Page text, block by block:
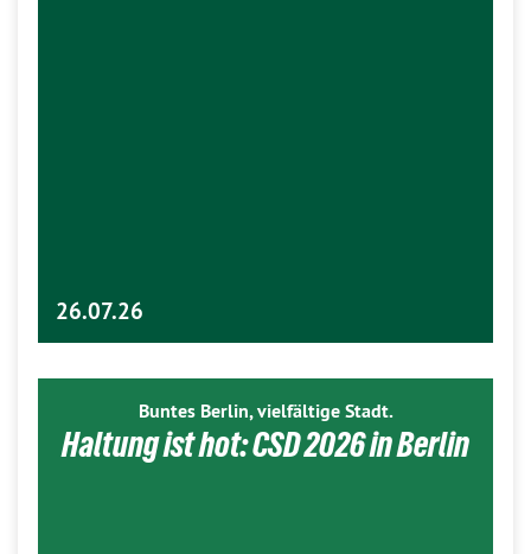
26.07.26
Buntes Berlin, vielfältige Stadt.
Haltung ist hot: CSD 2026 in Berlin